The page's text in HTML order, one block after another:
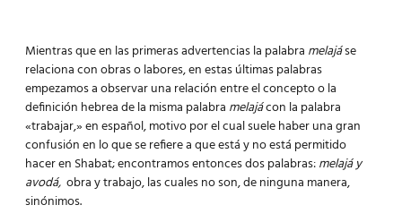
Mientras que en las primeras advertencias la palabra melajáse
relaciona con obras o labores, en estas últimas palabras
empezamos a observar una relación entre el concepto o la
definición hebrea de la misma palabra melajácon la palabra
«trabajar,» en español, motivo por el cual suele haber una gran
confusión en lo que se refiere a que está y no está permitido
hacer en Shabat; encontramos entonces dos palabras:melajá y
avodá, obra y trabajo, las cuales no son, de ninguna manera,
sinónimos.